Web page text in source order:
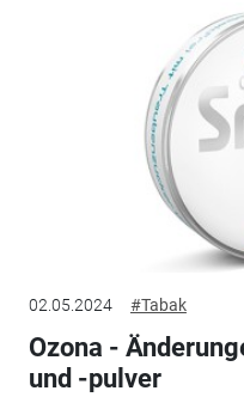
02.05.2024 #Tabak
Ozona -
und -pulver